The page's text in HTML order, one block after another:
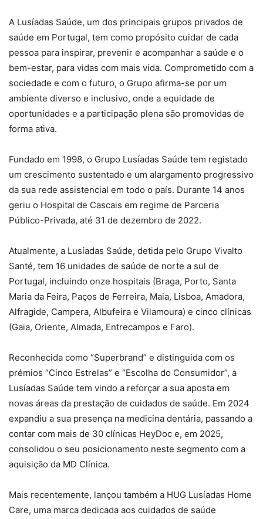
A Lusíadas Saúde, um dos principais grupos privados de
saúde em Portugal, tem como propósito cuidar de cada
pessoa para inspirar, prevenir e acompanhar a saúde e o
bem-estar, para vidas com mais vida. Comprometido com a
sociedade e com o futuro, o Grupo afirma-se por um
ambiente diverso e inclusivo, onde a equidade de
oportunidades e a participação plena são promovidas de
forma ativa.
Fundado em 1998, o Grupo Lusíadas Saúde tem registado
um crescimento sustentado e um alargamento progressivo
da sua rede assistencial em todo o país. Durante 14 anos
geriu o Hospital de Cascais em regime de Parceria
Público-Privada, até 31 de dezembro de 2022.
Atualmente, a Lusíadas Saúde, detida pelo Grupo Vivalto
Santé, tem 16 unidades de saúde de norte a sul de
Portugal, incluindo onze hospitais (Braga, Porto, Santa
Maria da Feira, Paços de Ferreira, Maia, Lisboa, Amadora,
Alfragide, Campera, Albufeira e Vilamoura) e cinco clínicas
(Gaia, Oriente, Almada, Entrecampos e Faro).
Reconhecida como “Superbrand” e distinguida com os
prémios “Cinco Estrelas” e “Escolha do Consumidor”, a
Lusíadas Saúde tem vindo a reforçar a sua aposta em
novas áreas da prestação de cuidados de saúde. Em 2024
expandiu a sua presença na medicina dentária, passando a
contar com mais de 30 clínicas HeyDoc e, em 2025,
consolidou o seu posicionamento neste segmento com a
aquisição da MD Clínica.
Mais recentemente, lançou também a HUG Lusíadas Home
Care, uma marca dedicada aos cuidados de saúde